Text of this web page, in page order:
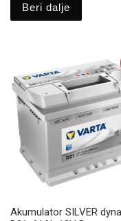
Beri dalje
Akumulator SILVER